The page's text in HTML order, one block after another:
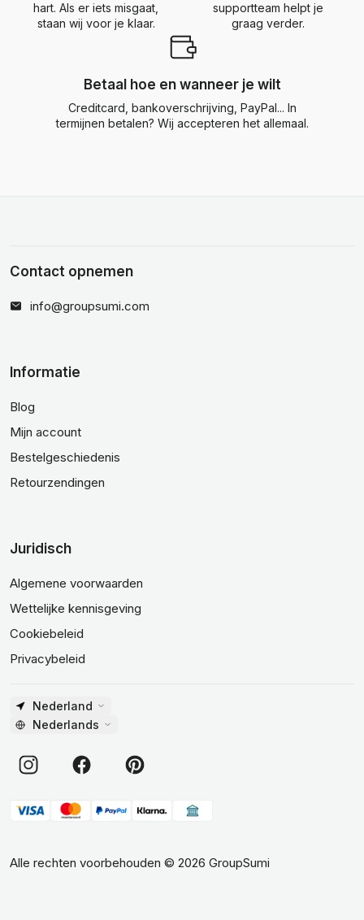
hart. Als er iets misgaat,
staan wij voor je klaar.
supportteam helpt je
graag verder.
Betaal hoe en wanneer je wilt
Creditcard, bankoverschrijving, PayPal... In
termijnen betalen? Wij accepteren het allemaal.
Contact opnemen
info@groupsumi.com
Informatie
Blog
Mijn account
Bestelgeschiedenis
Retourzendingen
Juridisch
Algemene voorwaarden
Wettelijke kennisgeving
Cookiebeleid
Privacybeleid
Nederland
Nederlands
Alle rechten voorbehouden © 2026 GroupSumi